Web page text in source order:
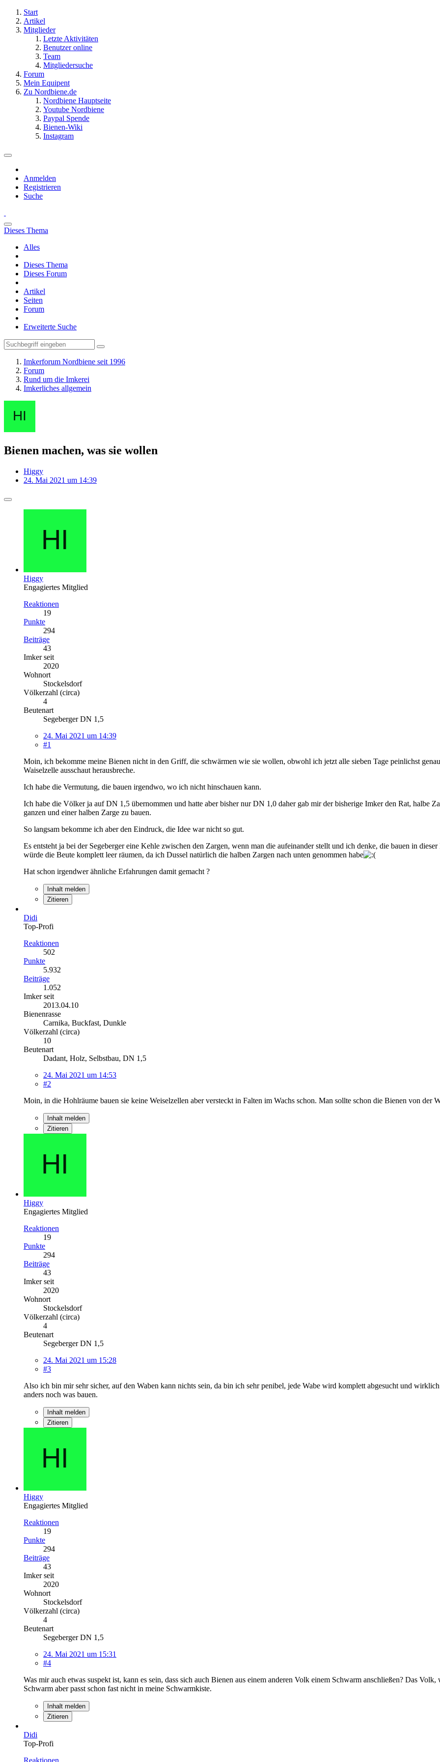
Start
Artikel
Mitglieder
Letzte Aktivitäten
Benutzer online
Team
Mitgliedersuche
Forum
Mein Equipent
Zu Nordbiene.de
Nordbiene Hauptseite
Youtube Nordbiene
Paypal Spende
Bienen-Wiki
Instagram
Anmelden
Registrieren
Suche
Dieses Thema
Alles
Dieses Thema
Dieses Forum
Artikel
Seiten
Forum
Erweiterte Suche
Imkerforum Nordbiene seit 1996
Forum
Rund um die Imkerei
Imkerliches allgemein
Bienen machen, was sie wollen
Higgy
24. Mai 2021 um 14:39
Higgy
Engagiertes Mitglied
Reaktionen
19
Punkte
294
Beiträge
43
Imker seit
2020
Wohnort
Stockelsdorf
Völkerzahl (circa)
4
Beutenart
Segeberger DN 1,5
24. Mai 2021 um 14:39
#1
Moin, ich bekomme meine Bienen nicht in den Griff, die schwärmen wie sie wollen, obwohl ich jetzt alle sieben Tage peinlichst
Waiselzelle ausschaut herausbreche.
Ich habe die Vermutung, die bauen irgendwo, wo ich nicht hinschauen kann.
Ich habe die Völker ja auf DN 1,5 übernommen und hatte aber bisher nur DN 1,0 daher gab mir der bisherige Imker den Rat, halbe
ganzen und einer halben Zarge zu bauen.
So langsam bekomme ich aber den Eindruck, die Idee war nicht so gut.
Es entsteht ja bei der Segeberger eine Kehle zwischen den Zargen, wenn man die aufeinander stellt und ich denke, die bauen in
würde die Beute komplett leer räumen, da ich Dussel natürlich die halben Zargen nach unten genommen habe
Hat schon irgendwer ähnliche Erfahrungen damit gemacht ?
Inhalt melden
Zitieren
Didi
Top-Profi
Reaktionen
502
Punkte
5.932
Beiträge
1.052
Imker seit
2013.04.10
Bienenrasse
Carnika, Buckfast, Dunkle
Völkerzahl (circa)
10
Beutenart
Dadant, Holz, Selbstbau, DN 1,5
24. Mai 2021 um 14:53
#2
Moin, in die Hohlräume bauen sie keine Weiselzellen aber versteckt in Falten im Wachs schon. Man sollte schon die Bienen von der
Inhalt melden
Zitieren
Higgy
Engagiertes Mitglied
Reaktionen
19
Punkte
294
Beiträge
43
Imker seit
2020
Wohnort
Stockelsdorf
Völkerzahl (circa)
4
Beutenart
Segeberger DN 1,5
24. Mai 2021 um 15:28
#3
Also ich bin mir sehr sicher, auf den Waben kann nichts sein, da bin ich sehr penibel, jede Wabe wird komplett abgesucht und
anders noch was bauen.
Inhalt melden
Zitieren
Higgy
Engagiertes Mitglied
Reaktionen
19
Punkte
294
Beiträge
43
Imker seit
2020
Wohnort
Stockelsdorf
Völkerzahl (circa)
4
Beutenart
Segeberger DN 1,5
24. Mai 2021 um 15:31
#4
Was mir auch etwas suspekt ist, kann es sein, dass sich auch Bienen aus einem anderen Volk einem Schwarm anschließen? Das
Schwarm aber passt schon fast nicht in meine Schwarmkiste.
Inhalt melden
Zitieren
Didi
Top-Profi
Reaktionen